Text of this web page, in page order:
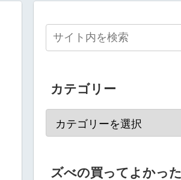
カテゴリー
ズべの買ってよかった